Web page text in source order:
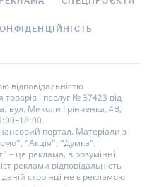
відповідальністю
і послуг № 37423 від
вул. Миколи Грінченка, 4В,
портал. Матеріали з
“Акція”, “Думка”,
– це реклама, в розумінні
реклами відповідальність
сторінці не є рекламою